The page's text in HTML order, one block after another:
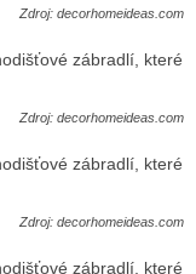
Zdroj: decorhomeideas.com
Zdroj: decorhomeideas.com
Zdroj: decorhomeideas.com